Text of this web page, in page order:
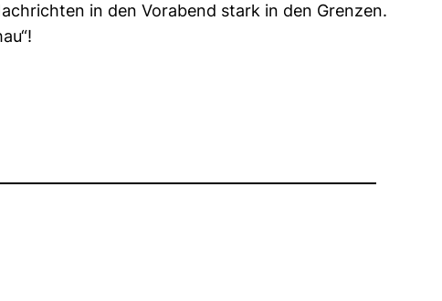
in den Vorabend stark in den Grenzen.